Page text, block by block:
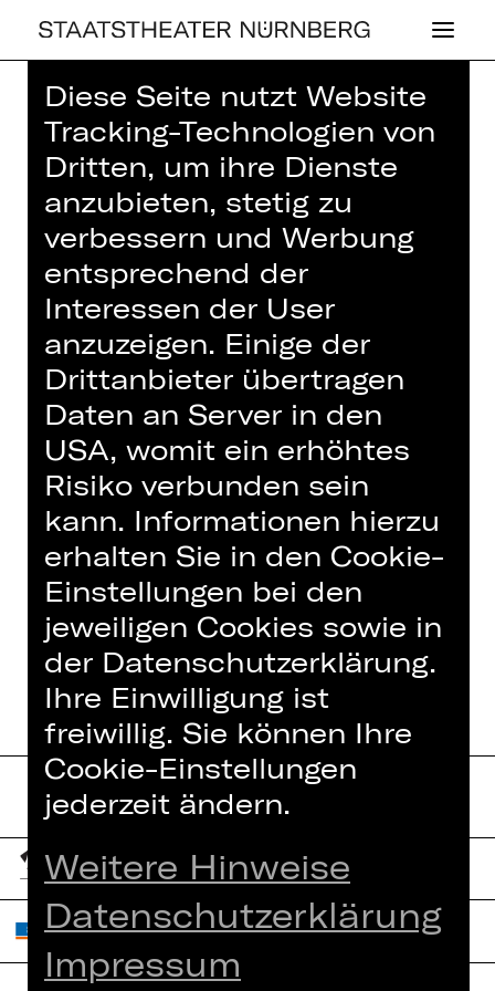
Home> Haus> Künstler*innen> Kai
Weßler
OPER
KAI WESSLER
Dramaturgie
Dramaturg
IN DIESER SPIELZEIT
HÄNSEL UND GRETEL
Diese Seite nutzt Website
Tracking-Technologien von
Dritten, um ihre Dienste
anzubieten, stetig zu
verbessern und Werbung
entsprechend der
Interessen der User
anzuzeigen. Einige der
Drittanbieter übertragen
Daten an Server in den
USA, womit ein erhöhtes
Risiko verbunden sein
kann. Informationen hierzu
erhalten Sie in den Cookie-
Einstellungen bei den
jeweiligen Cookies sowie in
der Datenschutzerklärung.
Ihre Einwilligung ist
freiwillig. Sie können Ihre
Cookie-Einstellungen
jederzeit ändern.
Weitere Hinweise
Datenschutzerklärung
Impressum